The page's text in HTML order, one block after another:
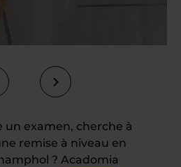
examen, cherche à
remise à niveau en
? Acadomia